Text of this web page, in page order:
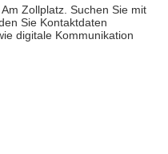
Zollplatz. Suchen Sie mit
Sie Kontaktdaten
digitale Kommunikation